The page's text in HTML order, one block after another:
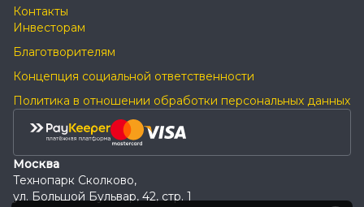
Москва
Технопарк Сколково,
ул. Большой Бульвар, 42, стр. 1
Контакты
Инвесторам
Благотворителям
Концепция социальной ответственности
Политика в отношении обработки персональных данных